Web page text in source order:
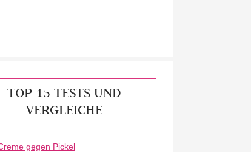
TOP 15 TESTS UND
VERGLEICHE
gegen Pickel